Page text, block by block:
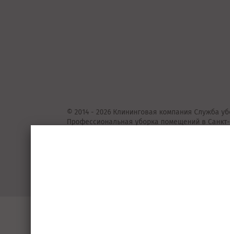
© 2014 - 2026 Клининговая компания Служба
Профессиональная уборка помещений в